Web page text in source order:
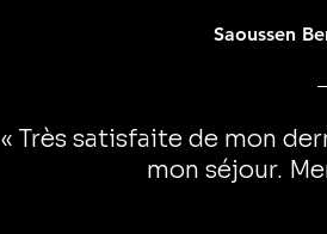
Saoussen
« Très satisfaite de mon
mon séjour.